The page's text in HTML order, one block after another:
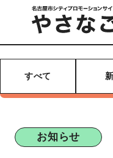
すべて
お知らせ